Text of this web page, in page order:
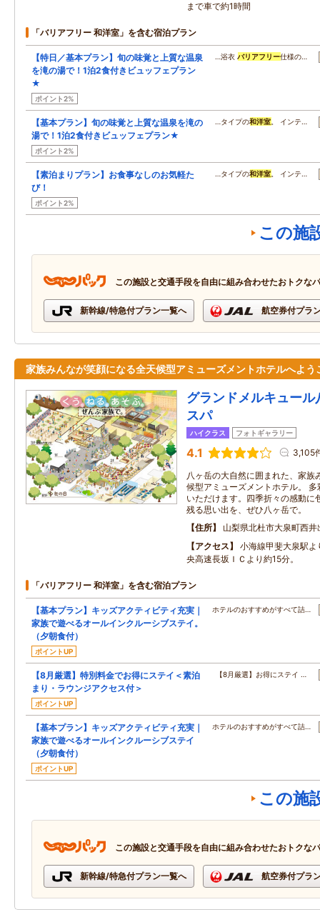
まで車で約1時間
「バリアフリー 和洋室」を含む宿泊プラン
【特日／基本プラン】旬の味覚と上質な温泉
を滝の湯で！1泊2食付きビュッフェプラン
★
ポイント2%
…浴衣バリアフリー仕様の…
【基本プラン】旬の味覚と上質な温泉を滝の
湯で！1泊2食付きビュッフェプラン★
ポイント2%
…タイプの和洋室 。 インテ…
【素泊まりプラン】お食事なしのお気軽た
び！
ポイント2%
…タイプの和洋室 。 インテ…
この施
この施設と交通手段を自由に組み合わせたおトクな
新幹線/特急付プラン一覧へ 航空券付プラ
家族みんなが笑顔になる全天候型アミューズメントホテルへよう
グランドメルキュー
スパ
ハイクラス フォトギャラリー
4.1 3,105
八ヶ岳の大自然に囲まれた、家族
候型アミューズメントホテル。
いただけます。四季折々の感動に
残る思い出を、ぜひ八ヶ岳で。
住所
山梨県北杜市大泉町西
アクセス
小海線甲斐大泉駅
央高速長坂ＩＣより約15分。
「バリアフリー 和洋室」を含む宿泊プラン
【基本プラン】キッズアクティビティ充実｜
家族で遊べるオールインクルーシブステイ。
（夕朝食付）
ポイントUP
ホテルのおすすめがすべて詰…
【8月厳選】特別料金でお得にステイ＜素泊
まり・ラウンジアクセス付＞
ポイントUP
【8月厳選】お得にステイ …
【基本プラン】キッズアクティビティ充実｜
家族で遊べるオールインクルーシブステイ
（夕朝食付）
ポイントUP
ホテルのおすすめがすべて詰…
この施
この施設と交通手段を自由に組み合わせたおトクな
新幹線/特急付プラン一覧へ 航空券付プラ